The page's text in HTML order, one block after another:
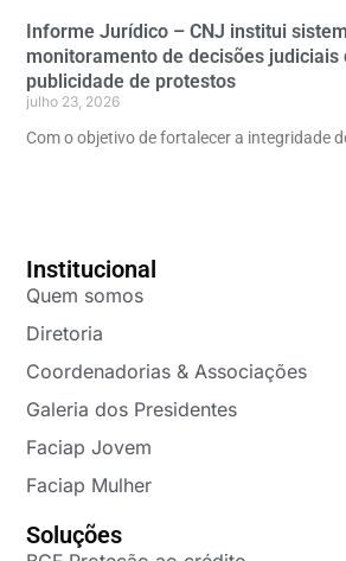
Informe Jurídico – CNJ institui
monitoramento de decisões judiciais
publicidade de protestos
julho 23, 2026
Com o objetivo de fortalecer a integridade
Institucional
Quem somos
Diretoria
Coordenadorias & Associações
Galeria dos Presidentes
Faciap Jovem
Faciap Mulher
Soluções